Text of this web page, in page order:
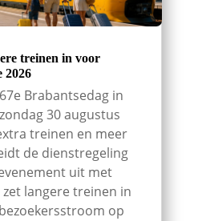
treinen in voor
2026
Brabantsedag in
30 augustus
treinen en meer
de dienstregeling
uit met
langere treinen in
op